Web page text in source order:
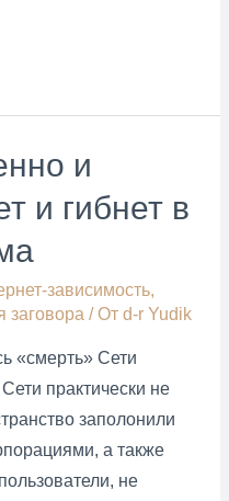
и
и гибнет в
зависимость,
заговора / От d-r Yudik
«смерть» Сети
практически не
заполонили
а также
не